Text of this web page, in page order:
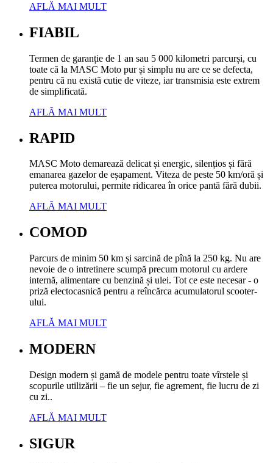
AFLĂ MAI MULT
FIABIL
Termen de garanție de 1 an sau 5 000 kilometri parcurși, cu
toate că la MASC Moto pur și simplu nu are ce se defecta,
pentru că nu există cutie de viteze, iar transmisia este extrem
de simplificată.
AFLĂ MAI MULT
RAPID
MASC Moto demarează delicat și energic, silențios și fără
emanarea gazelor de eșapament. Viteza de peste 50 km/oră și
puterea motorului, permite ridicarea în orice pantă fără dubii.
AFLĂ MAI MULT
COMOD
Parcurs de minim 50 km și sarcină de pînă la 250 kg. Nu are
nevoie de o intretinere scumpă precum motorul cu ardere
internă, alimentare cu benzină și ulei. Tot ce este necesar - o
priză electocasnică pentru a reîncărca acumulatorul scooter-
ului.
AFLĂ MAI MULT
MODERN
Design modern și gamă de modele pentru toate vîrstele și
scopurile utilizării – fie un sejur, fie agrement, fie lucru de zi
cu zi..
AFLĂ MAI MULT
SIGUR